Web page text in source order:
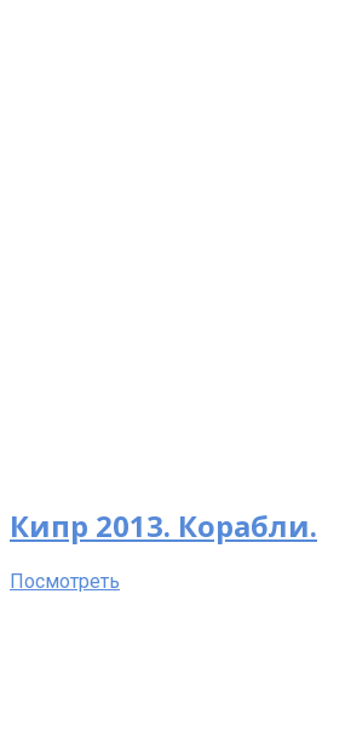
Кипр 2013. Корабли.
Посмотреть